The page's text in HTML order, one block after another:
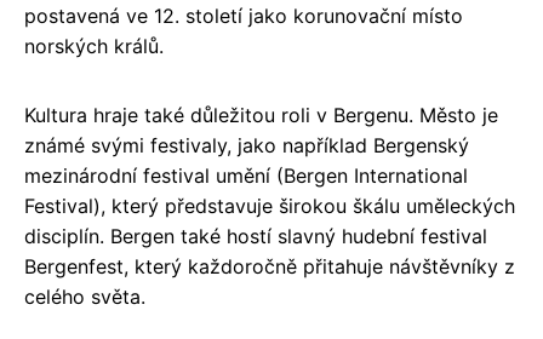
postavená ve 12. století jako korunovační místo
norských králů.
Kultura hraje také důležitou roli v Bergenu. Město je
známé svými festivaly, jako například Bergenský
mezinárodní festival umění (Bergen International
Festival), který představuje širokou škálu uměleckých
disciplín. Bergen také hostí slavný hudební festival
Bergenfest, který každoročně přitahuje návštěvníky z
celého světa.